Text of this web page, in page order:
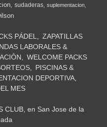
sudaderas suplementacion
PÁDEL
ZAPATILLAS
LABORALES &
WELCOME PACKS
PISCINAS &
DEPORTIVA
MES
CLUB, en San Jose de la